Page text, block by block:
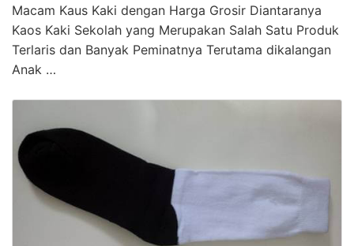
Macam Kaus Kaki dengan Harga Grosir Diantaranya
Kaos Kaki Sekolah yang Merupakan Salah Satu Produk
Terlaris dan Banyak Peminatnya Terutama dikalangan
Anak …